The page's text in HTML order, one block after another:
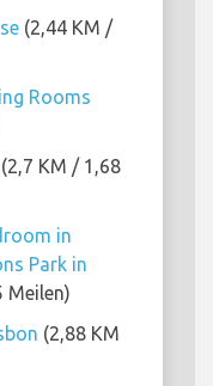
(2,44 KM /
Rooms
(2,7 KM / 1,68
in
Park in
Meilen)
(2,88 KM